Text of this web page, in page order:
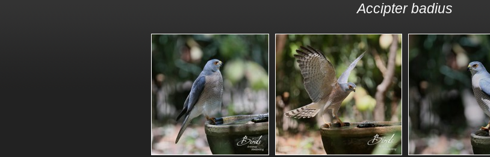
Accipter badius